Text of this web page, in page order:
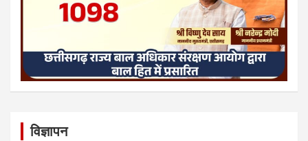
विज्ञापन